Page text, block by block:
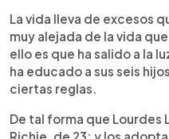
► Escuchar artículo
La vida lleva de excesos
muy alejada de la vida
ello es que ha salido a la
ha educado a sus seis
ciertas reglas.
De tal forma que Lourdes
Richie, de 23; y los